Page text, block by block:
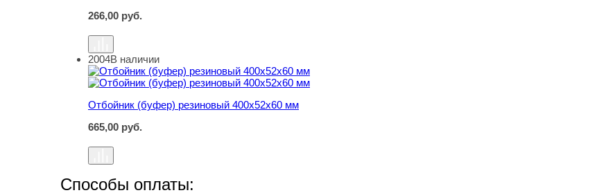
266,00 руб.
Отбойник (буфер) резиновый 400х52х60 мм
2004В наличии
Отбойник (буфер) резиновый 400х52х60 мм
665,00 руб.
Способы оплаты: